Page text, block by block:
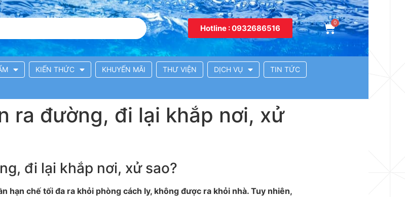
Hotline : 0932686516
KIẾN THỨC KHUYẾN MÃI THƯ VIỆN DỊCH VỤ
TIN TỨC
ra đường, đi lại khắp nơi, xử
đi lại khắp nơi, xử sao?
hạn chế tối đa ra khỏi phòng cách ly, không được ra khỏi nhà. Tuy nhiên,